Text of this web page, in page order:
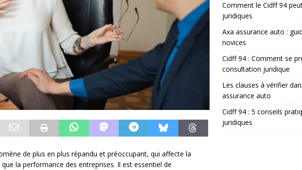
de plus en plus répandu et préoccupant, qui affecte la
la performance des entreprises. Il est essentiel de
Comment le Cidff 94
juridiques
Axa assurance auto :
novices
Cidff 94 : Comment se
consultation juridique
Les clauses à vérifier
assurance auto
Cidff 94 : 5 conseils
juridiques